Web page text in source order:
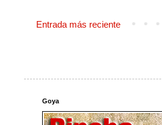
Entrada más reciente
Goya